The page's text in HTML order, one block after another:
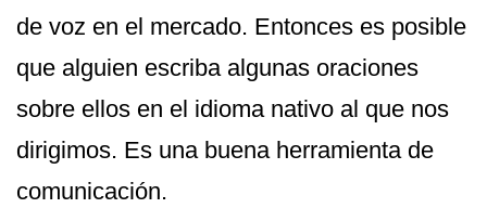
de voz en el mercado. Entonces es posible
que alguien escriba algunas oraciones
sobre ellos en el idioma nativo al que nos
dirigimos. Es una buena herramienta de
comunicación.